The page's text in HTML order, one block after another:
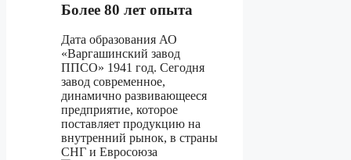
Более 80 лет опыта
Дата образования АО
«Варгашинский завод
ППСО» 1941 год. Сегодня
завод современное,
динамично развивающееся
предприятие, которое
поставляет продукцию на
внутренний рынок, в страны
СНГ и Евросоюза